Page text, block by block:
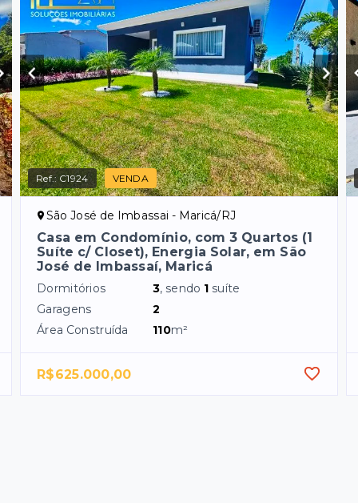
Ref.: C1924 VENDA
São José de Imbassai - Maricá/RJ
Casa em Condomínio, com 3 Quartos (1
Suíte c/ Closet), Energia Solar, em São
José de Imbassaí, Maricá
Dormitórios 3, sendo 1 suíte
Garagens
2
Área Construída
110m²
R$625.000,00